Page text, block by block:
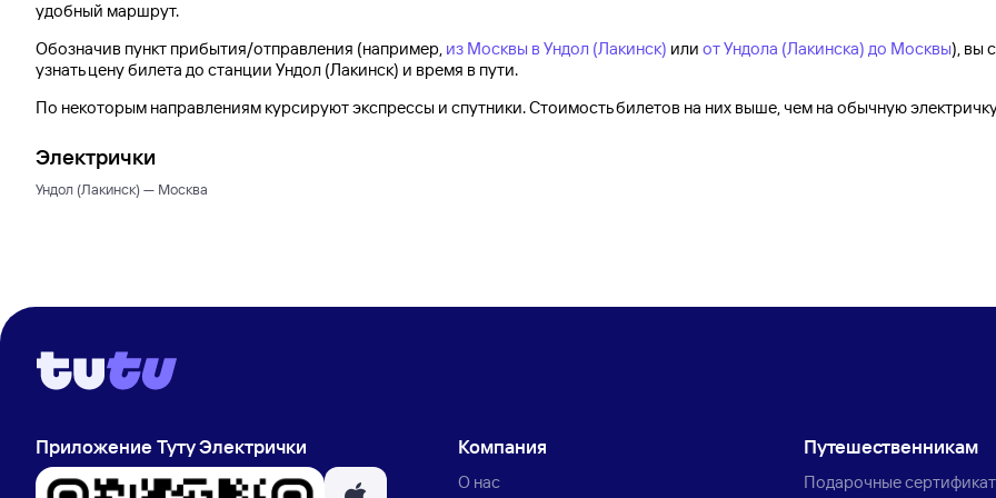
удобный маршрут.
Обозначив пункт прибытия/отправления (например, из Москвы в Ундол (Лакинск) или от Ундола (Лакинска) до Москвы), вы
узнать цену билета до станции Ундол (Лакинск) и время в пути.
По некоторым направлениям курсируют экспрессы и спутники. Стоимость билетов на них выше, чем на обычную
Электрички
Ундол (Лакинск) — Москва
Приложение Туту Электрички Компания
О нас
Путешественникам
Подарочные